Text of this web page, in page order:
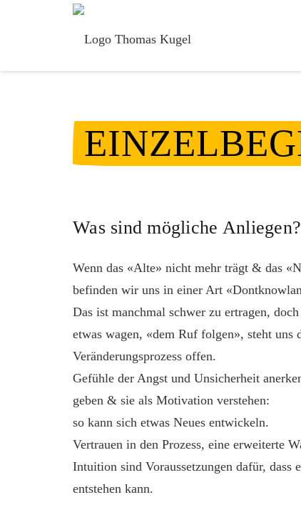
Was sind mögliche Anliegen?
Wenn das «Alte» nicht mehr trägt & das
befinden wir uns in einer Art
Das ist manchmal schwer zu ertragen,
etwas wagen, «dem Ruf folgen», steht uns
Veränderungsprozess offen.
Gefühle der Angst und Unsicherheit
geben & sie als Motivation verstehen:
so kann sich etwas Neues entwickeln.
Vertrauen in den Prozess, eine erweiterte
Intuition sind Voraussetzungen dafür, dass
entstehen kann.